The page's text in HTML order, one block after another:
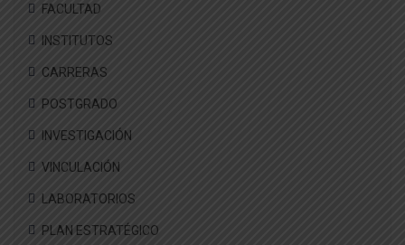
FACULTAD
INSTITUTOS
CARRERAS
POSTGRADO
INVESTIGACIÓN
VINCULACIÓN
LABORATORIOS
PLAN ESTRATÉGICO